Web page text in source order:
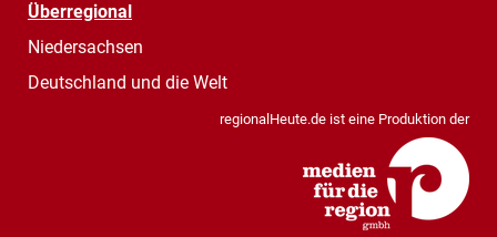
Überregional
Niedersachsen
Deutschland und die Welt
regionalHeute.de ist eine Produktion der